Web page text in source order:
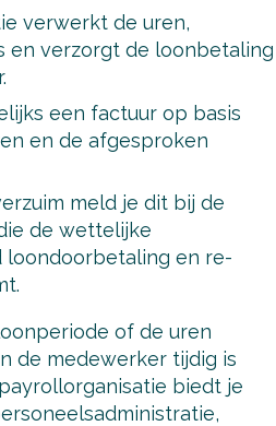
verwerkt de uren,
en verzorgt de loonbetaling
een factuur op basis
en de afgesproken
meld je dit bij de
de wettelijke
en re-
of de uren
de medewerker tijdig is
biedt je